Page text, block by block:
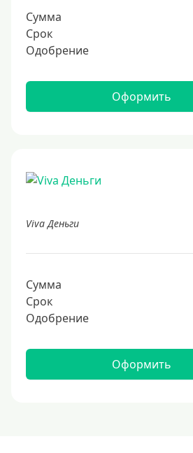
Сумма
Срок
Одобрение
Оформить
Viva Деньги
Сумма
Срок
Одобрение
Оформить